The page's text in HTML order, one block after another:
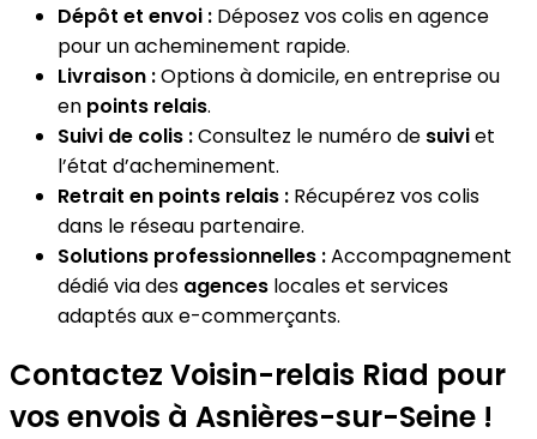
Dépôt et envoi : Déposez vos colis en agence
pour un acheminement rapide.
Livraison :Options à domicile, en entreprise ou
en points relais.
Suivi de colis :Consultez le numéro de suiviet
l’état d’acheminement.
Retrait en points relais : Récupérez vos colis
dans le réseau partenaire.
Solutions professionnelles :Accompagnement
dédié via des agences locales et services
adaptés aux e-commerçants.
Contactez Voisin-relais Riad pour
vos envois à Asnières-sur-Seine !